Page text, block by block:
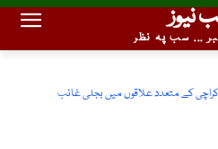
نیوز
... سب پہ نظر
کراچی کے متعدد علاقوں میں بجلی غائب